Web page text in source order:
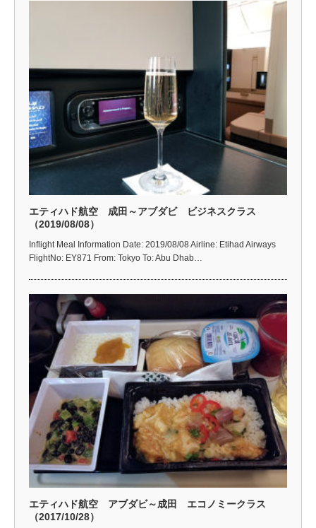
エティハド航空 成田～アブダビ ビジネスクラス
（2019/08/08）
Inflight Meal Information Date: 2019/08/08 Airline: Etihad Airways
FlightNo: EY871 From: Tokyo To: Abu Dhab…
エティハド航空 アブダビ～成田 エコノミークラス
（2017/10/28）